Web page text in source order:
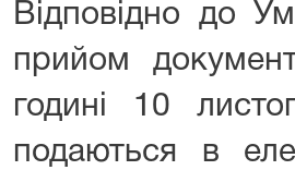
Відповідно до
прийом
годині 10
подаються в